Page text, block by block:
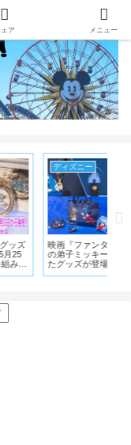
タールーム】ディズニ
あるキャラクターや作
にした客室9つ
ェア メニュー